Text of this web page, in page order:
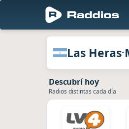
Radios de Las
Las Heras·
Descubrí hoy
Radios distintas cada día